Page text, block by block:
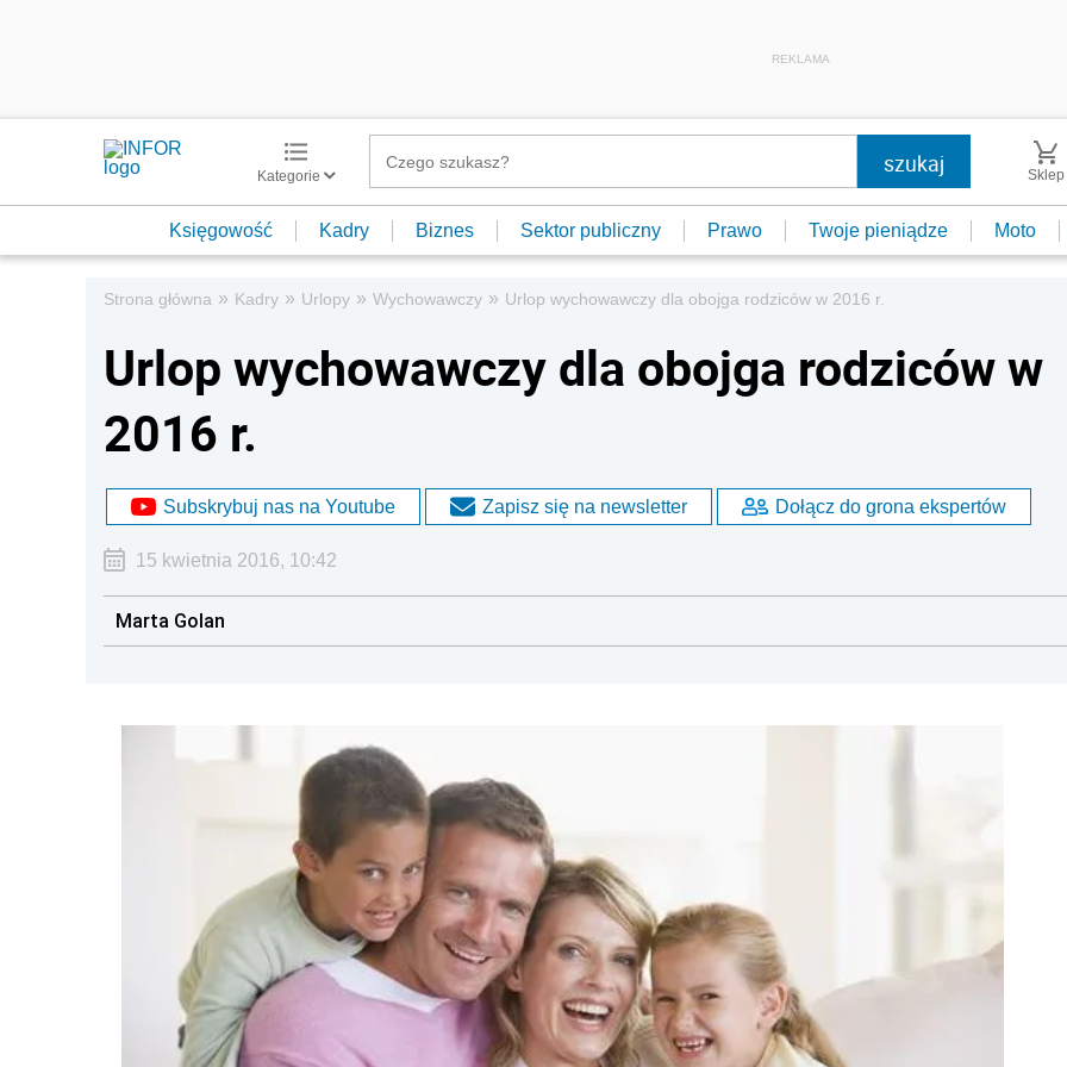
REKLAMA
Kategorie Sklep
Księgowość Kadry Biznes Sektor publiczny Prawo Twoje pieniądze Moto
Strona główna » Kadry » Urlopy » Wychowawczy » Urlop wychowawczy dla obojga rodziców w 2016 r.
Urlop wychowawczy dla obojga rodziców w
2016 r.
Subskrybuj nas na Youtube Zapisz się na newsletter Dołącz do grona ekspertów
15 kwietnia 2016, 10:42
Marta Golan